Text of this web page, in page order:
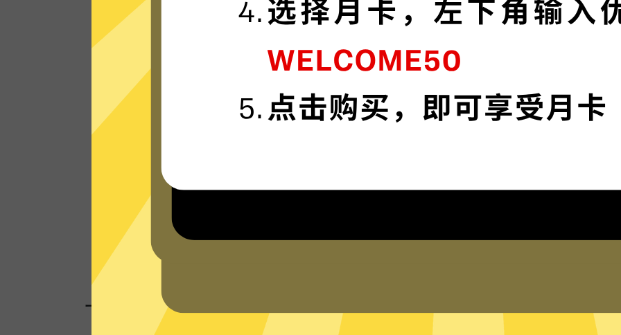
闪电般的连接速度
西游加速器的服务器使用更新一代的”闪连“连
接技术，只为速度而生，可轻松支持4K流媒
看看其他人对西游加速器的评价
卓越的加密技术
西游加速器采用最前沿的数据加密技术，使
您全面掌控您的网络隐私与安全。
下载西游加速器App
一键连接，无需任何繁琐配置